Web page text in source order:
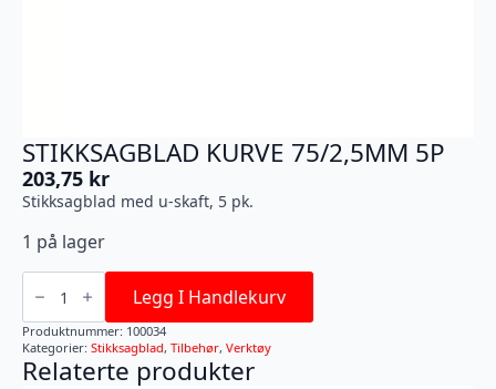
STIKKSAGBLAD KURVE 75/2,5MM 5P
203,75 kr
Stikksagblad med u-skaft, 5 pk.
1 på lager
STIKKSAGBLAD
KURVE
75/2,5MM
5P
antall
Legg I Handlekurv
Produktnummer: 100034
Kategorier: Stikksagblad, Tilbehør, Verktøy
Relaterte produkter